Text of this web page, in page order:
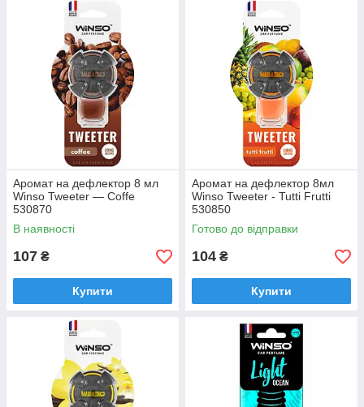
Аромат на дефлектор 8 мл
Winso Tweeter — Coffe
530870
В наявності
107 ₴
Купити
Аромат на дефлектор 8мл
Winso Tweeter - Tutti Frutti
530850
Готово до відправки
104 ₴
Купити